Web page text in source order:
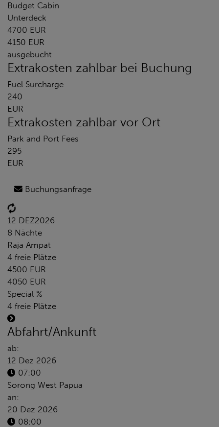
Budget Cabin
Unterdeck
4700 EUR
4150 EUR
ausgebucht
Extrakosten zahlbar bei Buchung
Fuel Surcharge
240
EUR
Extrakosten zahlbar vor Ort
Park and Port Fees
295
EUR
Buchungsanfrage
12 DEZ2026
8 Nächte
Raja Ampat
4 freie Plätze
4500 EUR
4050 EUR
Special %
4 freie Plätze
Abfahrt/Ankunft
ab:
12 Dez 2026
07:00
Sorong West Papua
an:
20 Dez 2026
08:00